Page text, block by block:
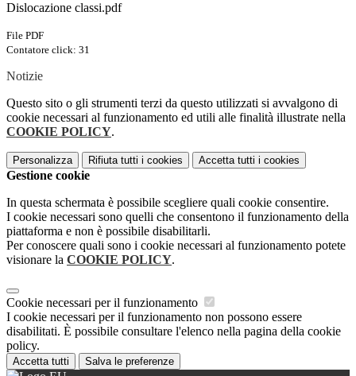
Dislocazione classi.pdf
File PDF
Contatore click: 31
Notizie
Questo sito o gli strumenti terzi da questo utilizzati si avvalgono di
cookie necessari al funzionamento ed utili alle finalità illustrate nella
COOKIE POLICY.
Personalizza Rifiuta tutti i cookies Accetta tutti i cookies
Gestione cookie
In questa schermata è possibile scegliere quali cookie consentire.
I cookie necessari sono quelli che consentono il funzionamento della
piattaforma e non è possibile disabilitarli.
Per conoscere quali sono i cookie necessari al funzionamento potete
visionare la COOKIE POLICY.
Cookie necessari per il funzionamento
I cookie necessari per il funzionamento non possono essere
disabilitati. È possibile consultare l'elenco nella pagina della cookie
policy.
Accetta tutti Salva le preferenze